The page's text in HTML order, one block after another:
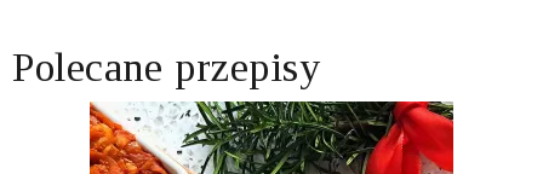
Polecane przepisy